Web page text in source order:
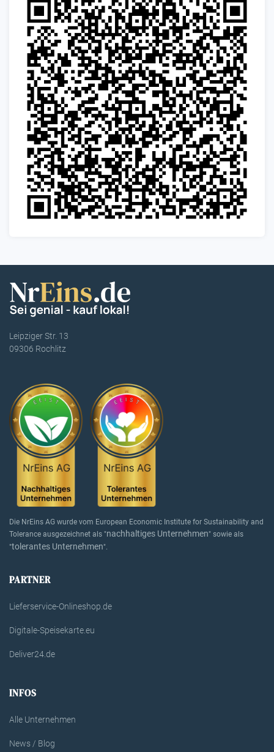
Leipziger Str. 13
09306 Rochlitz
Die NrEins AG wurde vom European Economic Institute for Sustainability and
Tolerance ausgezeichnet als "nachhaltiges Unternehmen" sowie als
"tolerantes Unternehmen".
PARTNER
Lieferservice-Onlineshop.de
Digitale-Speisekarte.eu
Deliver24.de
INFOS
Alle Unternehmen
News / Blog